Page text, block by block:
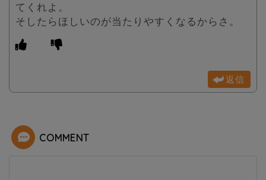
てくれよ。
そしたらほしいのが当たりやすくなるからさ。
返信
COMMENT